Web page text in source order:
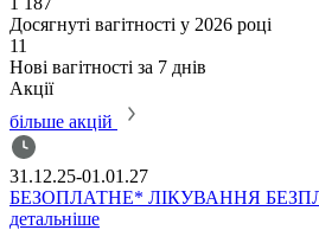
Досягнуті вагітності у 2026 році
11
Нові вагітності за 7 днів
Акції
більше акцій
31.12.25-01.01.27
БЕЗОПЛАТНЕ* ЛІКУВАННЯ
детальніше